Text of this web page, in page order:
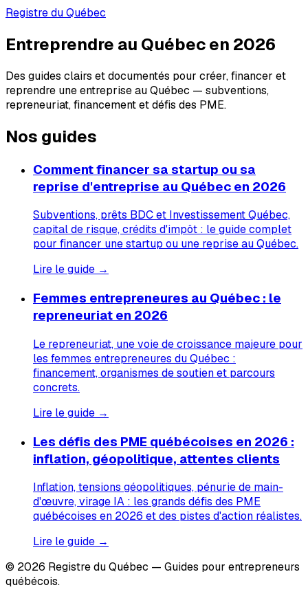
Registre du Québec
Entreprendre au Québec en 2026
Des guides clairs et documentés pour créer, financer et
reprendre une entreprise au Québec — subventions,
repreneuriat, financement et défis des PME.
Nos guides
Comment financer sa startup ou sa
reprise d'entreprise au Québec en 2026
Subventions, prêts BDC et Investissement Québec,
capital de risque, crédits d'impôt : le guide complet
pour financer une startup ou une reprise au Québec.
Lire le guide →
Femmes entrepreneures au Québec : le
repreneuriat en 2026
Le repreneuriat, une voie de croissance majeure pour
les femmes entrepreneures du Québec :
financement, organismes de soutien et parcours
concrets.
Lire le guide →
Les défis des PME québécoises en 2026 :
inflation, géopolitique, attentes clients
Inflation, tensions géopolitiques, pénurie de main-
d'œuvre, virage IA : les grands défis des PME
québécoises en 2026 et des pistes d'action réalistes.
Lire le guide →
© 2026 Registre du Québec — Guides pour entrepreneurs
québécois.